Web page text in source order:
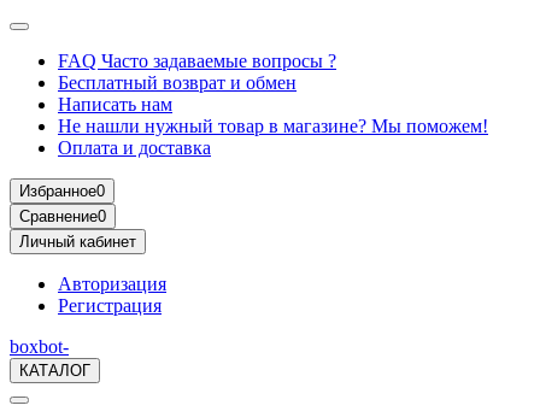
FAQ Часто задаваемые вопросы ?
Бесплатный возврат и обмен
Написать нам
Не нашли нужный товар в магазине? Мы поможем!
Оплата и доставка
Избранное0
Сравнение0
Личный кабинет
Авторизация
Регистрация
boxbot-
КАТАЛОГ